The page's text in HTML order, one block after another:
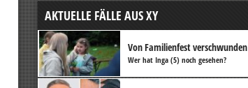
AKTUELLE FÄLLE AUS XY
Von Familienfest verschwunden
Wer hat Inga (5) noch gesehen?